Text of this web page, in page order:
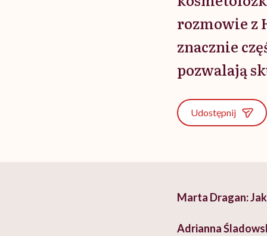
rozmowie z
znacznie
pozwalają
Udostępnij
Marta Dragan:
Adrianna